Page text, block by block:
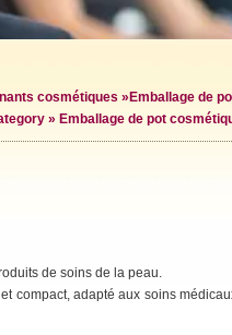
cosmétiques » Emballage de
» Emballage de pot
de soins de la peau.
compact, adapté aux soins